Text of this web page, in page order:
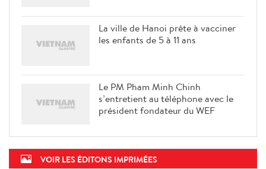
La ville de Hanoi prête à vacciner
les enfants de 5 à 11 ans
Le PM Pham Minh Chinh
s’entretient au téléphone avec le
président fondateur du WEF
VOIR LES ÉDITONS IMPRIMÉES